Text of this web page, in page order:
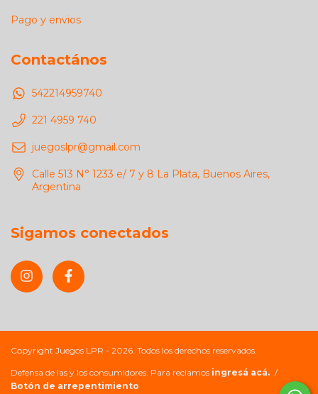
Pago y envios
Contactános
542214959740
221 4959 740
juegoslpr@gmail.com
Calle 513 N° 1233 e/ 7 y 8 La Plata, Buenos Aires,
Argentina
Sigamos conectados
Copyright Juegos LPR - 2026. Todos los derechos reservados.
Defensa de las y los consumidores. Para reclamos ingresá acá. /
Botón de arrepentimiento